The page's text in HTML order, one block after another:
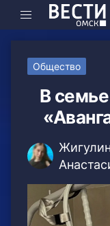
Общество
В